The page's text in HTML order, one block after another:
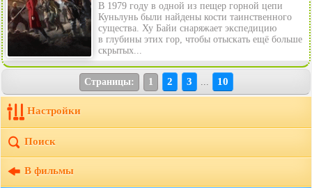
В 1979 году в одной из пещер горной цепи
Куньлунь были найдены кости таинственного
существа. Ху Байи снаряжает экспедицию
в глубины этих гор, чтобы отыскать ещё больше
скрытых...
Страницы: 1 2 3 ... 10
Настройки
Поиск
В фильмы